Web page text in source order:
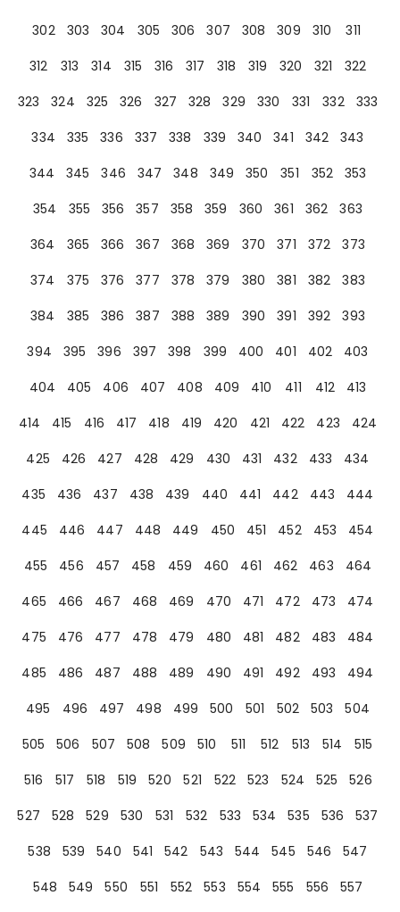
302
303 304 305 306 307 308 309 310
311
312
313 314 315 316 317 318 319 320 321
322
323
324 325 326 327 328 329 330 331 332
333
334
335 336 337 338 339 340 341 342
343
344
345 346 347 348 349 350 351 352
353
354
355 356 357 358 359 360 361 362
363
364
365 366 367 368 369 370 371 372
373
374
375 376 377 378 379 380 381 382
383
384
385 386 387 388 389 390 391 392
393
394
395 396 397 398 399 400 401 402
403
404
405 406 407 408 409 410 411 412
413
414
415 416 417 418 419 420 421 422 423
424
425
426 427 428 429 430 431 432 433
434
435
436 437 438 439 440 441 442 443
444
445
446 447 448 449 450 451 452 453
454
455
456 457 458 459 460 461 462 463
464
465
466 467 468 469 470 471 472 473
474
475
476 477 478 479 480 481 482 483
484
485
486 487 488 489 490 491 492 493
494
495
496 497 498 499 500 501 502 503
504
505
506 507 508 509 510 511 512 513 514
515
516
517 518 519 520 521 522 523 524 525
526
527
528 529 530 531 532 533 534 535 536
537
538
539 540 541 542 543 544 545 546
547
548
549 550 551 552 553 554 555 556
557